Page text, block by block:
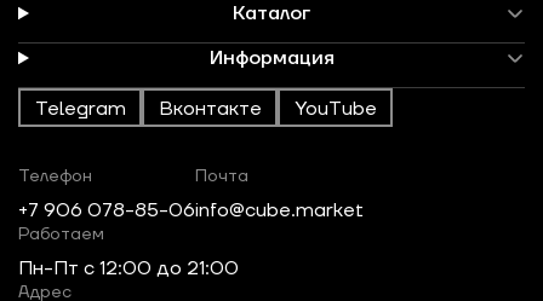
Каталог
Информация
Telegram Вконтакте YouTube
Телефон
+7 906 078-85-06
Почта
info@cube.market
Работаем
Пн-Пт c 12:00 до 21:00
Адрес